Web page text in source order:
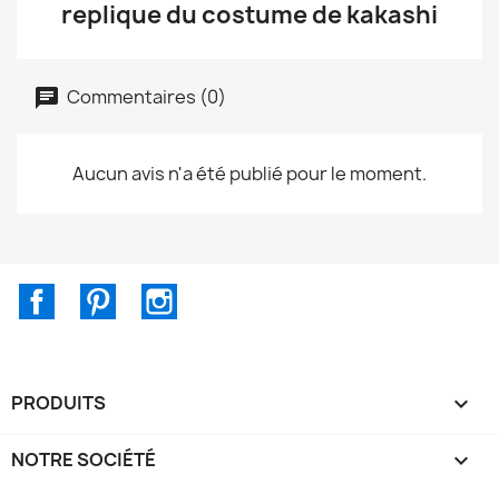
replique du costume de kakashi
Commentaires (0)
Aucun avis n'a été publié pour le moment.
FacebookPinterest
PRODUITS 
NOTRE SOCIÉTÉ 